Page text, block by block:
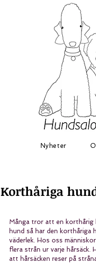
Nyheter
Korthåriga
Många tror att en korthårig
hund så har den
väderlek. Hos oss
flera strån ur varje hårsäck.
att hårsäcken reser på